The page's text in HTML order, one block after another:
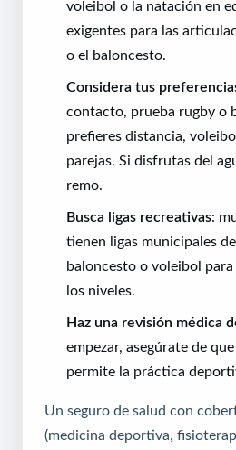
voleibol o la natación en
exigentes para las
o el baloncesto.
Considera tus
contacto, prueba rugby o
prefieres distancia,
parejas. Si disfrutas del
remo.
Busca ligas recreativas:
tienen ligas municipales
baloncesto o voleibol
los niveles.
Haz una revisión médica
empezar, asegúrate de
permite la práctica
Un seguro de salud con
(medicina deportiva,